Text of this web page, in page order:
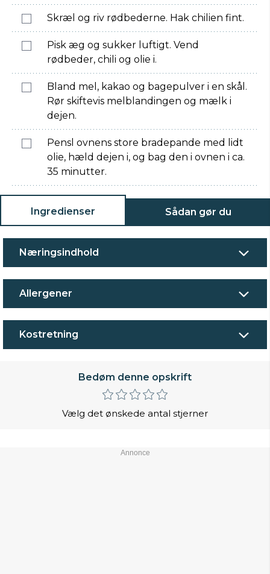
Skræl og riv rødbederne. Hak chilien fint.
Pisk æg og sukker luftigt. Vend
rødbeder, chili og olie i.
Bland mel, kakao og bagepulver i en skål.
Rør skiftevis melblandingen og mælk i
dejen.
Pensl ovnens store bradepande med lidt
olie, hæld dejen i, og bag den i ovnen i ca.
35 minutter.
Ingredienser Sådan gør du
Næringsindhold
Allergener
Kostretning
Bedøm denne opskrift
Vælg det ønskede antal stjerner